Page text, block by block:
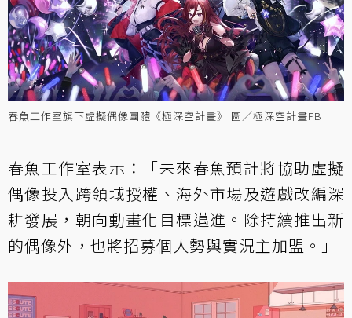
春魚工作室旗下虛擬偶像團體《極深空計畫》 圖／極深空計畫FB
春魚工作室表示：「未來春魚預計將協助虛擬
偶像投入跨領域授權、海外市場及遊戲改編深
耕發展，朝向動畫化目標邁進。除持續推出新
的偶像外，也將招募個人勢與實況主加盟。」